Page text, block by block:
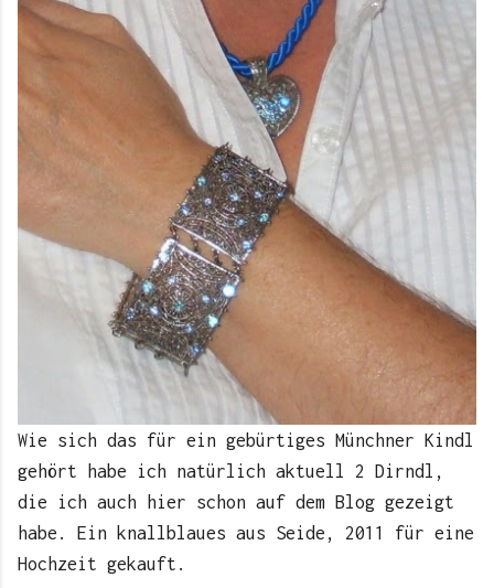
Wie sich das für ein gebürtiges Münchner Kindl
gehört habe ich natürlich aktuell 2 Dirndl,
die ich auch hier schon auf dem Blog gezeigt
habe. Ein knallblaues aus Seide, 2011 für eine
Hochzeit gekauft.